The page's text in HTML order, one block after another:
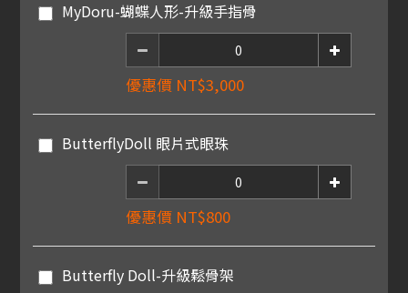
MyDoru-蝴蝶人形-升級手指骨
優惠價 NT$3,000
ButterflyDoll 眼片式眼珠
優惠價 NT$800
Butterfly Doll-升級鬆骨架